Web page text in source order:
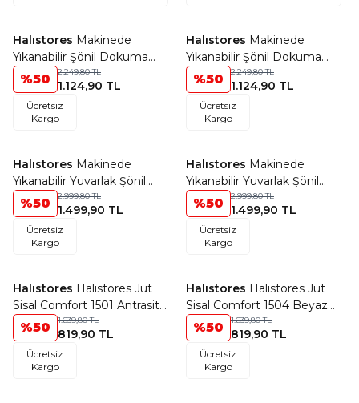
Favorilere Ekle
Halıstores Makinede
Yıkanabilir Şönil Dokuma
Kilim Mavi 8705
%50 2.249,80TL
1.124,90 TL
Ücretsiz
Kargo
Favorilere Ekle
Halıstores Makinede
Yıkanabilir Şönil Dokuma
Kilim Kiremit 8704
%50 2.249,80TL
1.124,90 TL
Ücretsiz
Kargo
Favorilere Ekle
Halıstores Makinede
Yıkanabilir Yuvarlak Şönil
Dokuma Kilim Mavi 8705
%50 2.999,80TL
1.499,90 TL
Ücretsiz
Kargo
Favorilere Ekle
Halıstores Makinede
Yıkanabilir Yuvarlak Şönil
Dokuma Kilim Kiremit 8704
%50 2.999,80TL
1.499,90 TL
Ücretsiz
Kargo
Favorilere Ekle
Halıstores Halıstores Jüt
Sisal Comfort 1501 Antrasit
Makinede Yıkanabilir Hav ve
Toz Vermeyen İç ve Dış
Mekan Bordürlü Halı
%50 1.639,80TL
819,90 TL
Ücretsiz
Kargo
Favorilere Ekle
Halıstores Halıstores Jüt
Sisal Comfort 1504 Beyaz
Makinede Yıkanabilir Hav ve
Toz Vermeyen İç ve Dış
Mekan Bordürlü Halı
%50 1.639,80TL
819,90 TL
Ücretsiz
Kargo